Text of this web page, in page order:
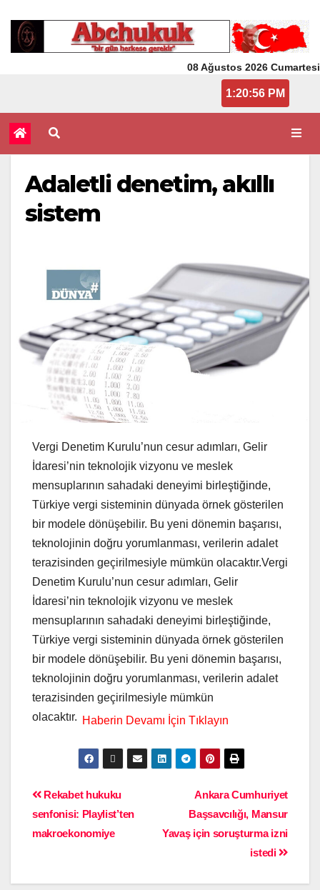
08 Ağustos 2026 Cumartesi
1:20:56 PM
Adaletli denetim, akıllı
sistem
Vergi Denetim Kurulu’nun cesur adımları, Gelir
İdaresi’nin teknolojik vizyonu ve meslek
mensuplarının sahadaki deneyimi birleştiğinde,
Türkiye vergi sisteminin dünyada örnek gösterilen
bir modele dönüşebilir. Bu yeni dönemin başarısı,
teknolojinin doğru yorumlanması, verilerin adalet
terazisinden geçirilmesiyle mümkün olacaktır.Vergi
Denetim Kurulu’nun cesur adımları, Gelir
İdaresi’nin teknolojik vizyonu ve meslek
mensuplarının sahadaki deneyimi birleştiğinde,
Türkiye vergi sisteminin dünyada örnek gösterilen
bir modele dönüşebilir. Bu yeni dönemin başarısı,
teknolojinin doğru yorumlanması, verilerin adalet
terazisinden geçirilmesiyle mümkün
olacaktır.
Ankara Cumhuriyet
Başsavcılığı, Mansur
Yavaş için soruşturma izni
istedi
Rekabet hukuku
senfonisi: Playlist’ten
makroekonomiye